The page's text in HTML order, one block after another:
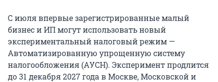
С июля впервые зарегистрированные малый
бизнес и ИП могут использовать новый
экспериментальный налоговый режим —
Автоматизированную упрощенную систему
налогообложения (АУСН). Эксперимент продлится
до 31 декабря 2027 года в Москве, Московской и